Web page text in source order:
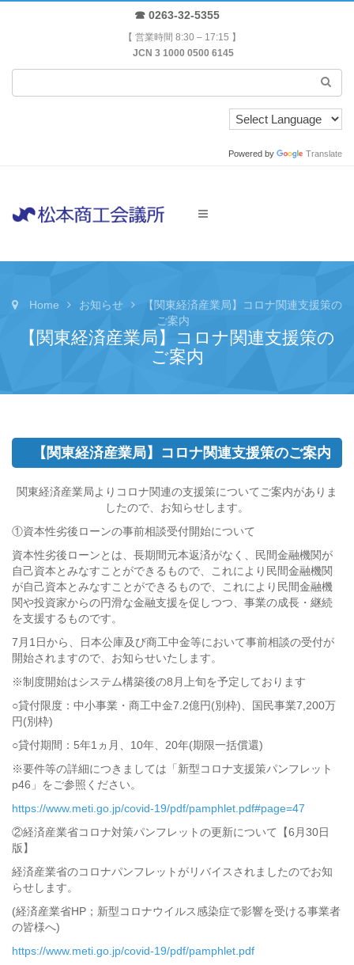
☎ 0263-32-5355
【 営業時間 8:30 – 17:15 】
JCN 3 1000 0500 6145
Powered by Translate
Home お知らせ
【関東経済産業局】コロナ関連支援策の
ご案内
【関東経済産業局】コロナ関連支援策の
ご案内
【関東経済産業局】コロナ関連支援策のご案内
関東経済産業局よりコロナ関連の支援策についてご案内がありま
したので、お知らせします。
①資本性劣後ローンの事前相談受付開始について
資本性劣後ローンとは、長期間元本返済がなく、民間金融機関が
自己資本とみなすことができるもので、これにより民間金融機関
が自己資本とみなすことができるもので、これにより民間金融機
関や投資家からの円滑な金融支援を促しつつ、事業の成長・継続
を支援するものです。
7月1日から、日本公庫及び商工中金等において事前相談の受付が
開始されますので、お知らせいたします。
※制度開始はシステム構築後の8月上旬を予定しております
○貸付限度：中小事業・商工中金7.2億円(別枠)、国民事業7,200万
円(別枠)
○貸付期間：5年1ヵ月、10年、20年(期限一括償還)
※要件等の詳細につきましては「新型コロナ支援策パンフレット
p46」をご参照ください。
https://www.meti.go.jp/covid-19/pdf/pamphlet.pdf#page=47
②経済産業省コロナ対策パンフレットの更新について【6月30日
版】
経済産業省のコロナパンフレットがリバイスされましたのでお知
らせします。
(経済産業省HP；新型コロナウイルス感染症で影響を受ける事業者
の皆様へ)
https://www.meti.go.jp/covid-19/pdf/pamphlet.pdf